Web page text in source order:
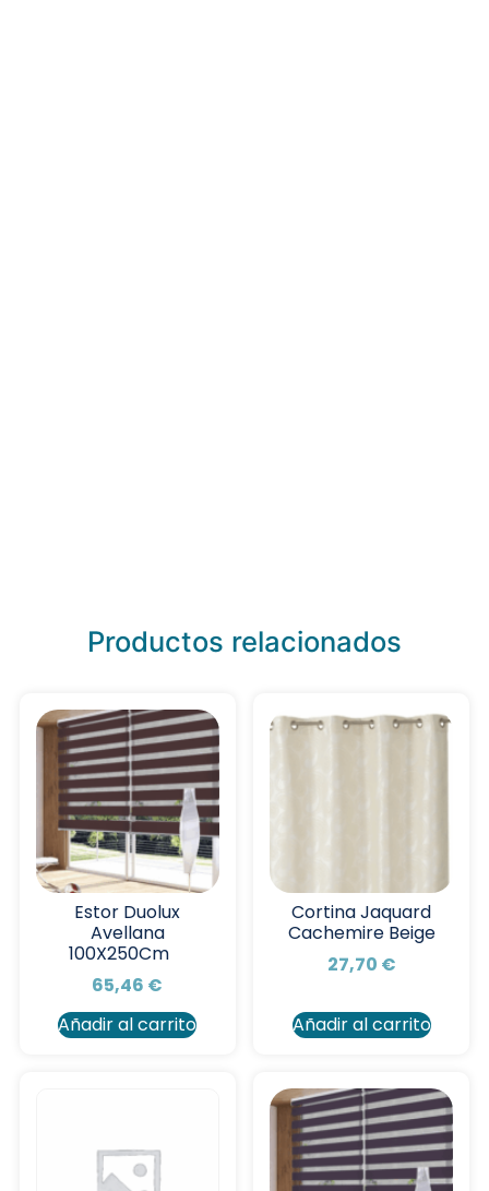
Productos relacionados
Estor Duolux
Avellana
100X250Cm
65,46 €
Añadir al carrito
Cortina Jaquard
Cachemire Beige
27,70 €
Añadir al carrito